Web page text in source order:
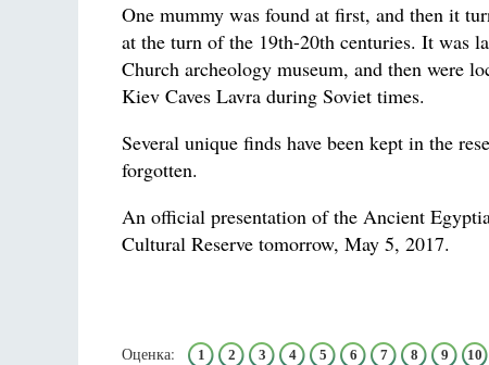
One mummy was found at first, and then it
at the turn of the 19th-20th centuries. It was
Church archeology museum, and then were
Kiev Caves Lavra during Soviet times.
Several unique finds have been kept in the
forgotten.
An official presentation of the Ancient
Cultural Reserve tomorrow, May 5, 2017.
Оценка: 1 2 3 4 5 6 7 8 9 10